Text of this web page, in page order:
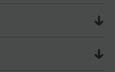
Ware und Schäden